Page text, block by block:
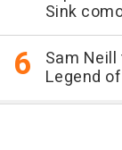
Sink
Sam
Legend